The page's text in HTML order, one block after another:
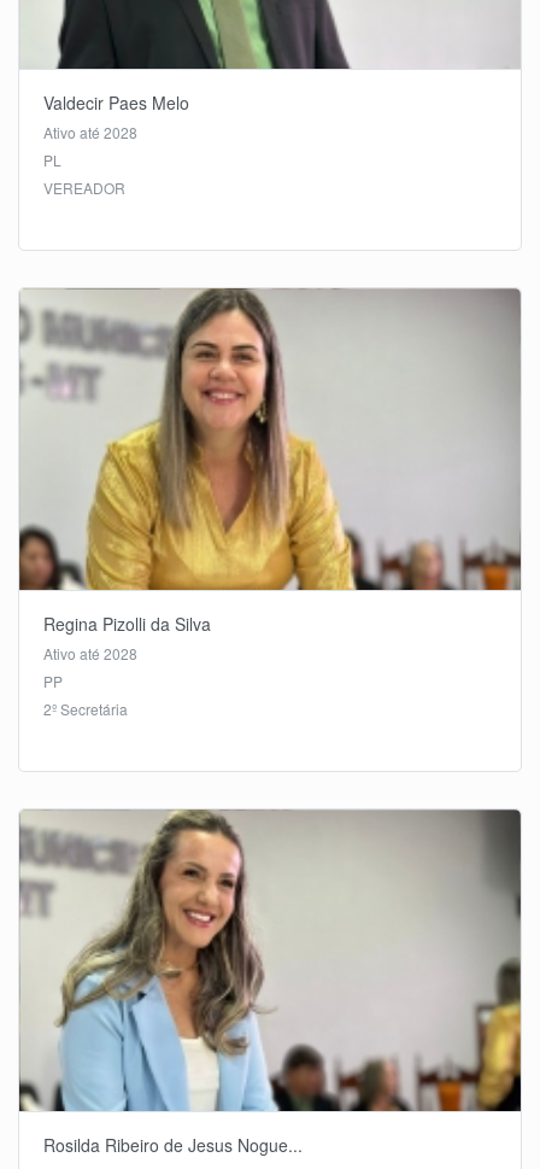
Valdecir Paes Melo
Ativo até 2028
PL
VEREADOR
Regina Pizolli da Silva
Ativo até 2028
PP
2º Secretária
Rosilda Ribeiro de Jesus Nogue...